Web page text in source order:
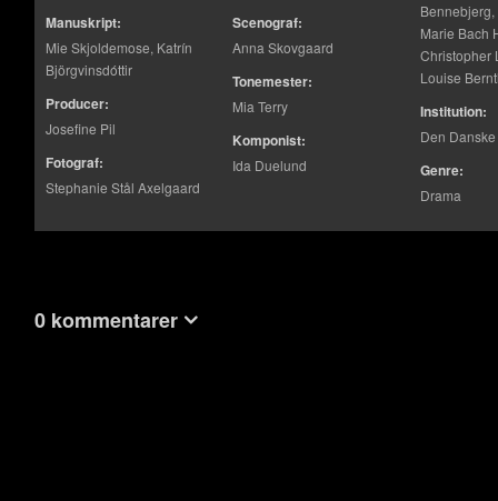
Manuskript:
Mie Skjoldemose, Katrín
Björgvinsdóttir
Producer:
Josefine Pil
Fotograf:
Stephanie Stål Axelgaard
Scenograf:
Anna Skovgaard
Tonemester:
Mia Terry
Komponist:
Ida Duelund
Marie Bach
Christopher
Louise
Institution:
Den
Genre:
Drama
0 kommentarer